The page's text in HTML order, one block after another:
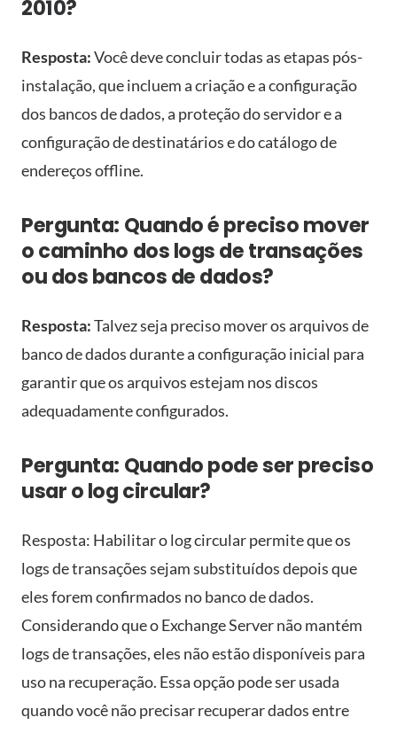
2010?
Resposta:Você deve concluir todas as etapas pós-
instalação, que incluem a criação e a configuração
dos bancos de dados, a proteção do servidor e a
configuração de destinatários e do catálogo de
endereços offline.
Pergunta: Quando é preciso mover
o caminho dos logs de transações
ou dos bancos de dados?
Resposta:Talvez seja preciso mover os arquivos de
banco de dados durante a configuração inicial para
garantir que os arquivos estejam nos discos
adequadamente configurados.
Pergunta: Quando pode ser preciso
usar o log circular?
Resposta: Habilitar o log circular permite que os
logs de transações sejam substituídos depois que
eles forem confirmados no banco de dados.
Considerando que o Exchange Server não mantém
logs de transações, eles não estão disponíveis para
uso na recuperação. Essa opção pode ser usada
quando você não precisar recuperar dados entre